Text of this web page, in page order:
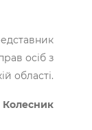
осіб з
області.
Колесник